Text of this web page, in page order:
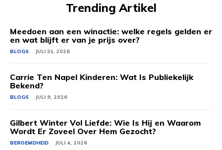
Trending Artikel
Meedoen aan een winactie: welke regels gelden er
en wat blijft er van je prijs over?
BLOGS JULI 31, 2026
Carrie Ten Napel Kinderen: Wat Is Publiekelijk
Bekend?
BLOGS JULI 9, 2026
Gilbert Winter Vol Liefde: Wie Is Hij en Waarom
Wordt Er Zoveel Over Hem Gezocht?
BEROEMDHEID JULI 4, 2026